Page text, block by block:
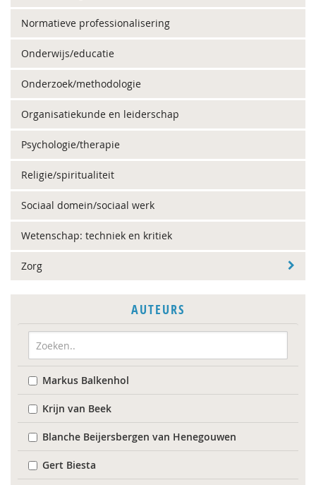
Normatieve professionalisering
Onderwijs/educatie
Onderzoek/methodologie
Organisatiekunde en leiderschap
Psychologie/therapie
Religie/spiritualiteit
Sociaal domein/sociaal werk
Wetenschap: techniek en kritiek
Zorg
AUTEURS
Markus Balkenhol
Krijn van Beek
Blanche Beijersbergen van Henegouwen
Gert Biesta